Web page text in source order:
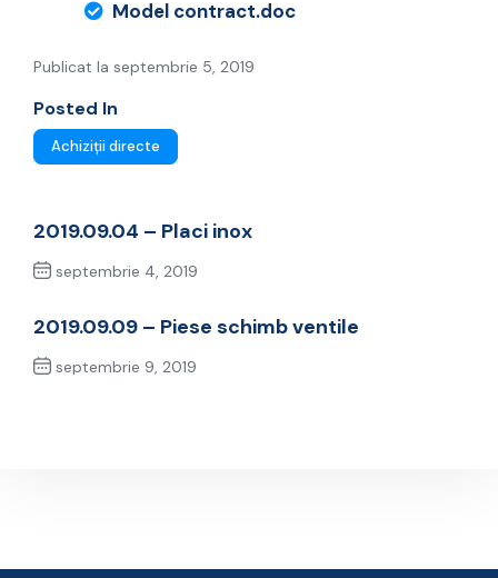
Model contract.doc
Publicat la septembrie 5, 2019
Posted In
Achiziții directe
2019.09.04 – Placi inox
septembrie 4, 2019
2019.09.09 – Piese schimb ventile
septembrie 9, 2019